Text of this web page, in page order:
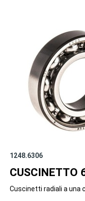
1248.6306
CUSCINETTO
Cuscinetti radiali a una